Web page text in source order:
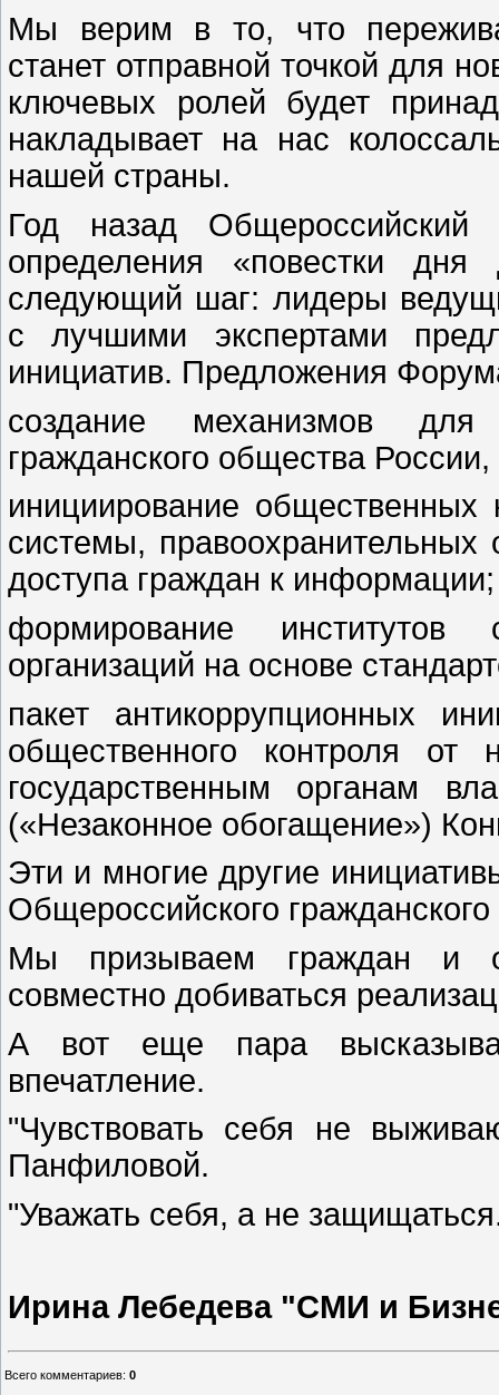
Мы верим в то, что
станет отправной точкой для
ключевых ролей будет
накладывает на нас
нашей страны.
Год назад
определения «повестки
следующий шаг: лидеры
с лучшими экспертами
инициатив. Предложения
создание механизмов для
гражданского общества
инициирование
системы,
доступа граждан к информации;
формирование институтов
организаций на основе
пакет антикоррупционных
общественного контроля от
государственным органам
(«Незаконное обогащение»)
Эти и многие другие
Общероссийского
Мы призываем граждан и
совместно добиваться
А вот еще пара
впечатление.
"Чувствовать себя не
Панфиловой.
"Уважать себя, а не
Ирина Лебедева "СМИ и
Всего комментариев: 0